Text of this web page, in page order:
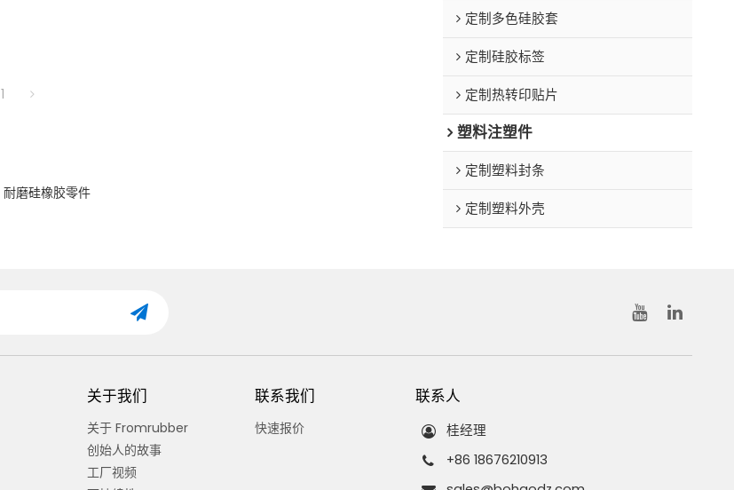
1
耐磨硅橡胶零件
定制多色硅胶套
定制硅胶标签
定制热转印贴片
塑料注塑件
定制塑料封条
定制塑料外壳
关于我们
关于 Fromrubber
创始人的故事
工厂视频
联系我们
快速报价
联系人
桂经理
+86 18676210913